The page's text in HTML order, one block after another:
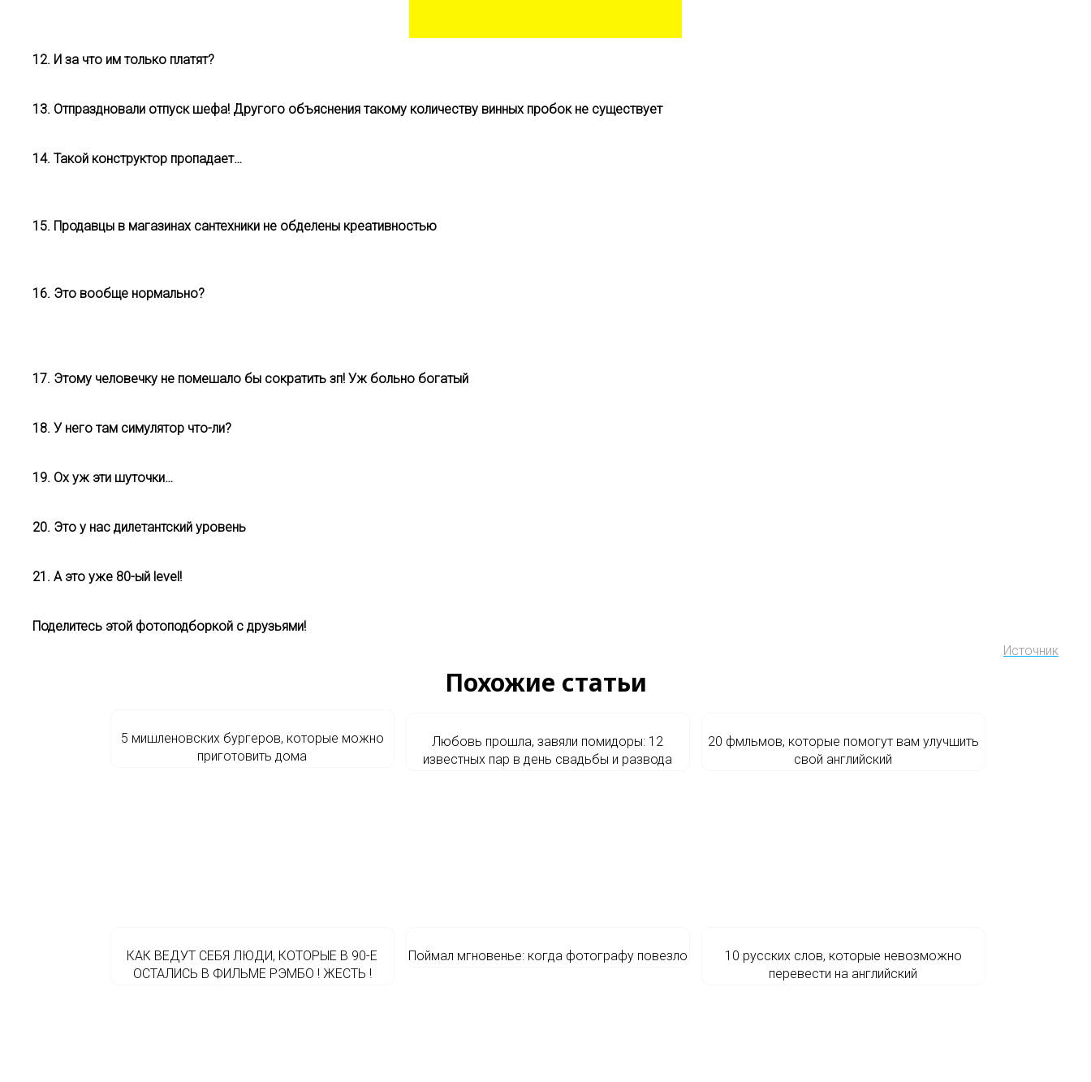
12. И за что им только платят?
13. Отпраздновали отпуск шефа! Другого объяснения такому количеству винных пробок не существует
14. Такой конструктор пропадает…
15. Продавцы в магазинах сантехники не обделены креативностью
16. Это вообще нормально?
17. Этому человечку не помешало бы сократить зп! Уж больно богатый
18. У него там симулятор что-ли?
19. Ох уж эти шуточки…
20. Это у нас дилетантский уровень
21. А это уже 80-ый level!
Поделитесь этой фотоподборкой с друзьями!
Источник
Похожие статьи
5 мишленовских бургеров, которые можно
приготовить дома
Любовь прошла, завяли помидоры: 12
известных пар в день свадьбы и развода
20 фмльмов, которые помогут вам улучшить
свой английский
КАК ВЕДУТ СЕБЯ ЛЮДИ, КОТОРЫЕ В 90-Е
ОСТАЛИСЬ В ФИЛЬМЕ РЭМБО ! ЖЕСТЬ !
Поймал мгновенье: когда фотографу повезло
10 русских слов, которые невозможно
перевести на английский